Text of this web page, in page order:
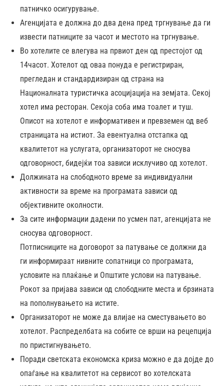
патничко осигурување.
Агенцијата е должна до два дена пред тргнување да ги
извести патниците за часот и местото на тргнување.
Во хотелите се влегува на првиот ден од престојот од
14часот. Хотелот од оваа понуда е регистриран,
прегледан и стандардизиран од страна на
Националната туристичка асоцијација на земјата. Секој
хотел има ресторан. Секоја соба има тоалет и туш.
Описот на хотелот е информативен и превземен од веб
страницата на истиот. За евентуална отстапка од
квалитетот на услугата, организаторот не сносува
одговорност, бидејќи тоа зависи исклучиво од хотелот.
Должината на слободното време за индивидуални
активности за време на програмата зависи од
објективните околности.
За сите информации дадени по усмен пат, агенцијата не
сносува одговорност.
Потписниците на договорот за патување се должни да
ги информираат нивните сопатници со програмата,
условите на плаќање и Општите услови на патување.
Рокот за пријава зависи од слободните места и брзината
на пополнувањето на истите.
Организаторот не може да влијае на сместувањето во
хотелот. Распределбата на собите се врши на рецепција
по пристигнувањето.
Поради светската економска криза можно е да дојде до
опаѓање на квалитетот на сервисот во хотелската